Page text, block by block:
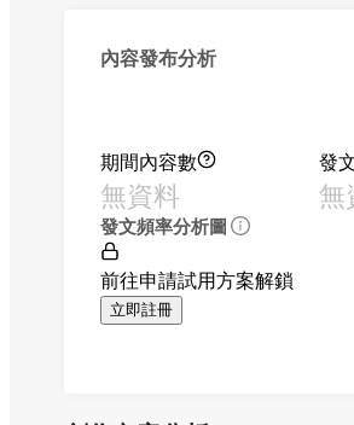
內容發布分析
期間內容數
無資料
發
無
發文頻率分析圖
前往申請試用方案解鎖
立即註冊